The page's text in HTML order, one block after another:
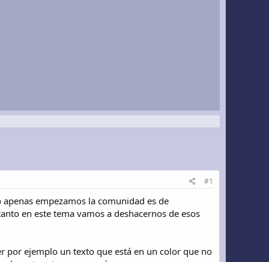
#1
empezamos la comunidad es de
en este tema vamos a deshacernos de esos
por ejemplo un texto que está en un color que no